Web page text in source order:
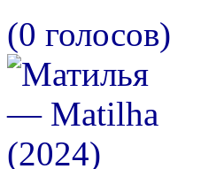
(0 голосов)